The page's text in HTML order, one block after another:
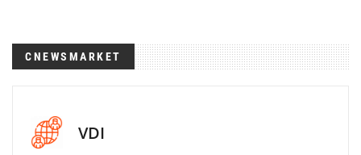
CNEWSMARKET
VDI